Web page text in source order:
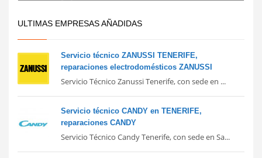
ULTIMAS EMPRESAS AÑADIDAS
Servicio técnico ZANUSSI TENERIFE,
reparaciones electrodomésticos ZANUSSI
Servicio Técnico Zanussi Tenerife, con sede en ...
Servicio técnico CANDY en TENERIFE,
reparaciones CANDY
Servicio Técnico Candy Tenerife, con sede en Sa...